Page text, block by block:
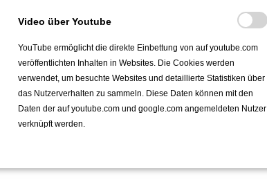
Video über Youtube
YouTube ermöglicht die direkte Einbettung von auf youtube.com
veröffentlichten Inhalten in Websites. Die Cookies werden
verwendet, um besuchte Websites und detaillierte Statistiken über
das Nutzerverhalten zu sammeln. Diese Daten können mit den
Daten der auf youtube.com und google.com angemeldeten Nutzer
verknüpft werden.